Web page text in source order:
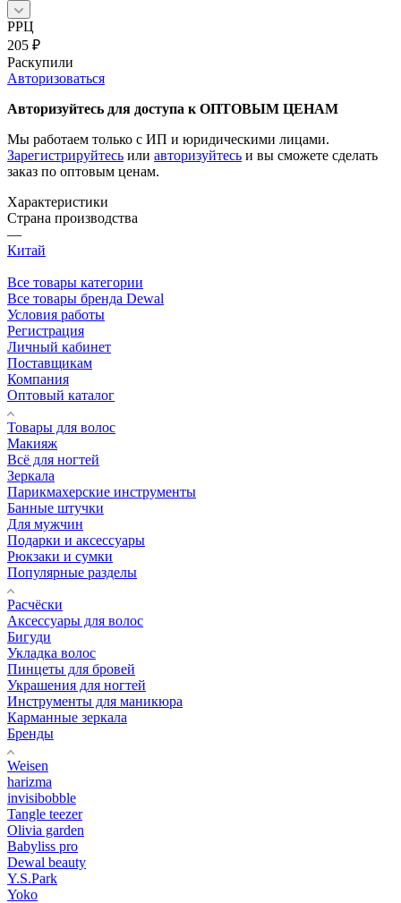
РРЦ
205 ₽
Раскупили
Авторизоваться
Авторизуйтесь для доступа к ОПТОВЫМ ЦЕНАМ
Мы работаем только с ИП и юридическими лицами.
Зарегистрируйтесь или авторизуйтесь и вы сможете сделать
заказ по оптовым ценам.
Характеристики
Страна производства
—
Китай
Все товары категории
Все товары бренда Dewal
Условия работы
Регистрация
Личный кабинет
Поставщикам
Компания
Оптовый каталог
Товары для волос
Макияж
Всё для ногтей
Зеркала
Парикмахерские инструменты
Банные штучки
Для мужчин
Подарки и аксессуары
Рюкзаки и сумки
Популярные разделы
Расчёски
Аксессуары для волос
Бигуди
Укладка волос
Пинцеты для бровей
Украшения для ногтей
Инструменты для маникюра
Карманные зеркала
Бренды
Weisen
harizma
invisibobble
Tangle teezer
Olivia garden
Babyliss pro
Dewal beauty
Y.S.Park
Yoko